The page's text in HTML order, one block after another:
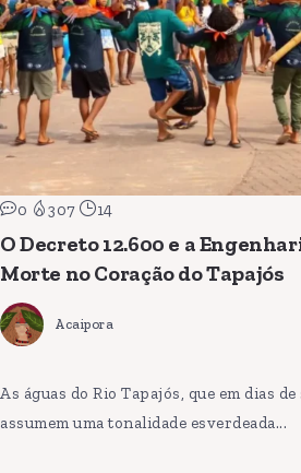
0 307 14
O Decreto 12.600 e a
Morte no Coração do Tapajós
Acaipora
As águas do Rio Tapajós, que em dias de
assumem uma tonalidade esverdeada...